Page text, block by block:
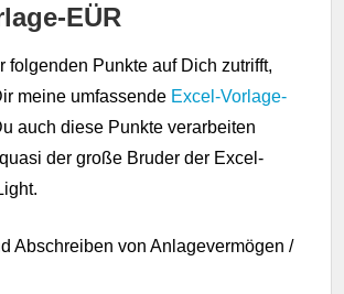
EÜR
folgenden Punkte auf Dich zutrifft,
meine umfassende Excel-Vorlage-
auch diese Punkte verarbeiten
der große Bruder der Excel-
Abschreiben von Anlagevermögen /